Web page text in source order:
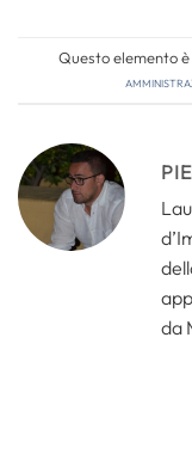
Questo elemento
da